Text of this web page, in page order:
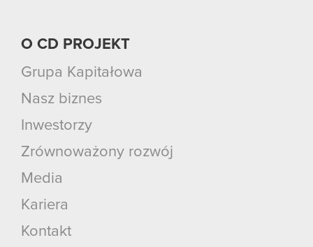
O CD PROJEKT
Grupa Kapitałowa
Nasz biznes
Inwestorzy
Zrównoważony rozwój
Media
Kariera
Kontakt